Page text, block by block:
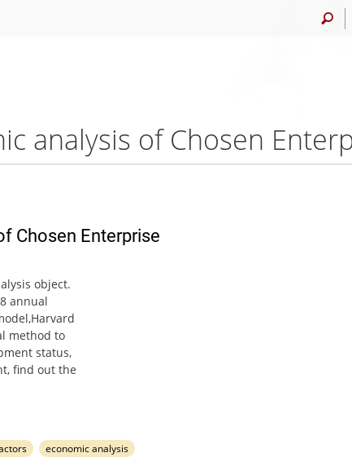
analysis of Chosen
Chosen Enterprise
object.
annual
method to
status,
find out the
economic analysis